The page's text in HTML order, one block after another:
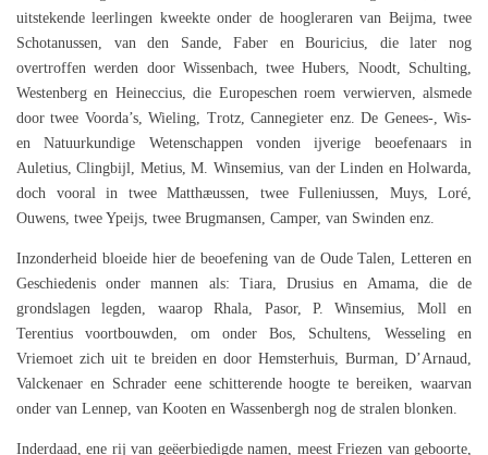
uitstekende leerlingen kweekte onder de hoogleraren van Beijma, twee
Schotanussen, van den Sande, Faber en Bouricius, die later nog
overtroffen werden door Wissenbach, twee Hubers, Noodt, Schulting,
Westenberg en Heineccius, die Europeschen roem verwierven, alsmede
door twee Voorda’s, Wieling, Trotz, Cannegieter enz. De Genees-, Wis-
en Natuurkundige Wetenschappen vonden ijverige beoefenaars in
Auletius, Clingbijl, Metius, M. Winsemius, van der Linden en Holwarda,
doch vooral in twee Matthæussen, twee Fulleniussen, Muys, Loré,
Ouwens, twee Ypeijs, twee Brugmansen, Camper, van Swinden enz.
Inzonderheid bloeide hier de beoefening van de Oude Talen, Letteren en
Geschiedenis onder mannen als: Tiara, Drusius en Amama, die de
grondslagen legden, waarop Rhala, Pasor, P. Winsemius, Moll en
Terentius voortbouwden, om onder Bos, Schultens, Wesseling en
Vriemoet zich uit te breiden en door Hemsterhuis, Burman, D’Arnaud,
Valckenaer en Schrader eene schitterende hoogte te bereiken, waarvan
onder van Lennep, van Kooten en Wassenbergh nog de stralen blonken.
Inderdaad, ene rij van geëerbiedigde namen, meest Friezen van geboorte,